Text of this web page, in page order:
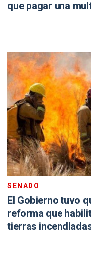
que pagar una
SENADO
El Gobierno tuvo
reforma que
tierras